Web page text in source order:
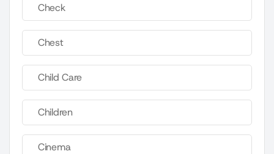
Check
Chest
Child Care
Children
Cinema